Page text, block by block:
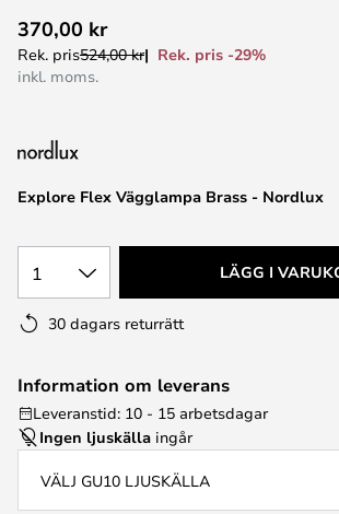
till
början
Explore Flex Vägglampa Brass - Nordlux
370,00 kr
Rek. pris524,00 kr
Rek. pris -29%
inkl. moms.
1 LÄGG I
30 dagars returrätt
Information om leverans
Leveranstid: 10 - 15 arbetsdagar
Ingen ljuskälla ingår
VÄLJ GU10 LJUSKÄLLA